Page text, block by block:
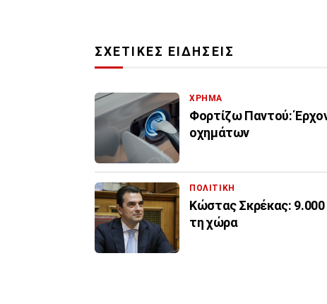
ΣΧΕΤΙΚΕΣ ΕΙΔΗΣΕΙΣ
ΧΡΗΜΑ
Φορτίζω Παντού:
οχημάτων
ΠΟΛΙΤΙΚΗ
Κώστας Σκρέκας:
τη χώρα